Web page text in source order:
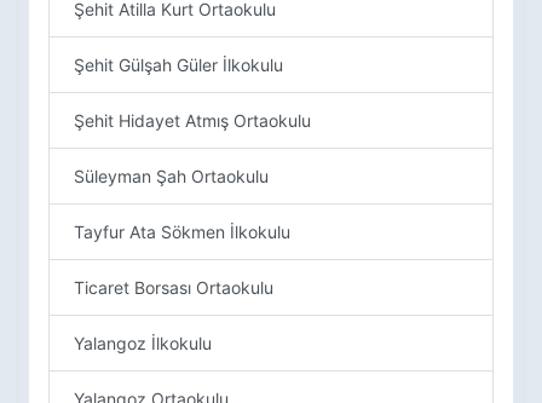
Şehit Atilla Kurt Ortaokulu
Şehit Gülşah Güler İlkokulu
Şehit Hidayet Atmış Ortaokulu
Süleyman Şah Ortaokulu
Tayfur Ata Sökmen İlkokulu
Ticaret Borsası Ortaokulu
Yalangoz İlkokulu
Yalangoz Ortaokulu